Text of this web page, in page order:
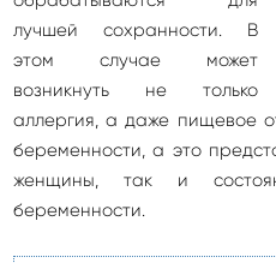
лучшей сохранности. В
этом случае может
возникнуть не только
аллергия, а даже пищевое
беременности, а это
женщины, так и
беременности.